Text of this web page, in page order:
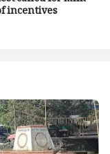
incentives